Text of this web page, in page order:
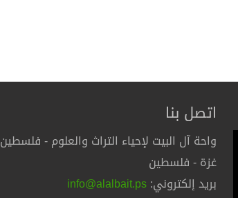
اتصل بنا
واحة آل البيت لإحياء التراث والعلوم - فلسطين
غزة - فلسطين
بريد إلكتروني:info@alalbait.ps